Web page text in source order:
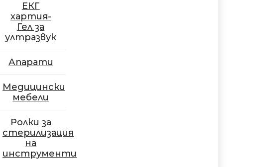
ЕКГ
хартия-
Гел за
ултразвук
Апарати
Медицински
мебели
Ролки за
стерилизация
на
инструменти